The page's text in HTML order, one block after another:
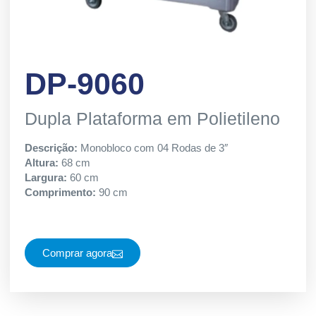
DP-9060
Dupla Plataforma em Polietileno
Descrição: Monobloco com 04 Rodas de 3″
Altura: 68 cm
Largura: 60 cm
Comprimento: 90 cm
Comprar agora